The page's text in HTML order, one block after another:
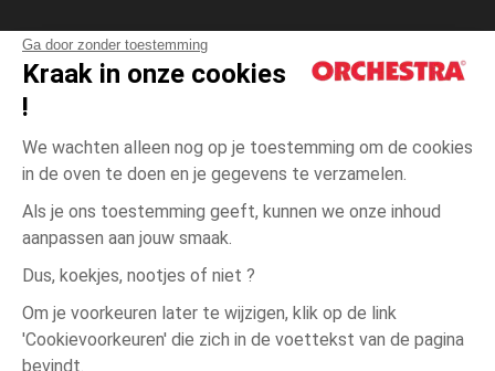
Ga door zonder toestemming
Kraak in onze cookies
!
We wachten alleen nog op je toestemming om de cookies
in de oven te doen en je gegevens te verzamelen.
Als je ons toestemming geeft, kunnen we onze inhoud
aanpassen aan jouw smaak.
Dus, koekjes, nootjes of niet ?
Om je voorkeuren later te wijzigen, klik op de link
'Cookievoorkeuren' die zich in de voettekst van de pagina
bevindt.
Groen Groen
één
Algemene verkoopsvoorwaarden
Wettelijke bepalingen
Persoonsgegevens